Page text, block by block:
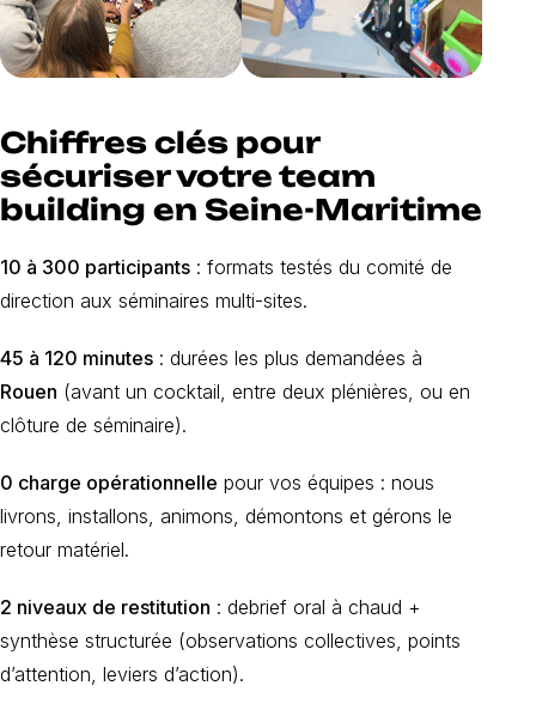
Chiffres clés pour
sécuriser votre team
building en Seine-Maritime
10 à 300 participants : formats testés du comité de
direction aux séminaires multi-sites.
45 à 120 minutes : durées les plus demandées à
Rouen (avant un cocktail, entre deux plénières, ou en
clôture de séminaire).
0 charge opérationnelle pour vos équipes : nous
livrons, installons, animons, démontons et gérons le
retour matériel.
2 niveaux de restitution : debrief oral à chaud +
synthèse structurée (observations collectives, points
d’attention, leviers d’action).